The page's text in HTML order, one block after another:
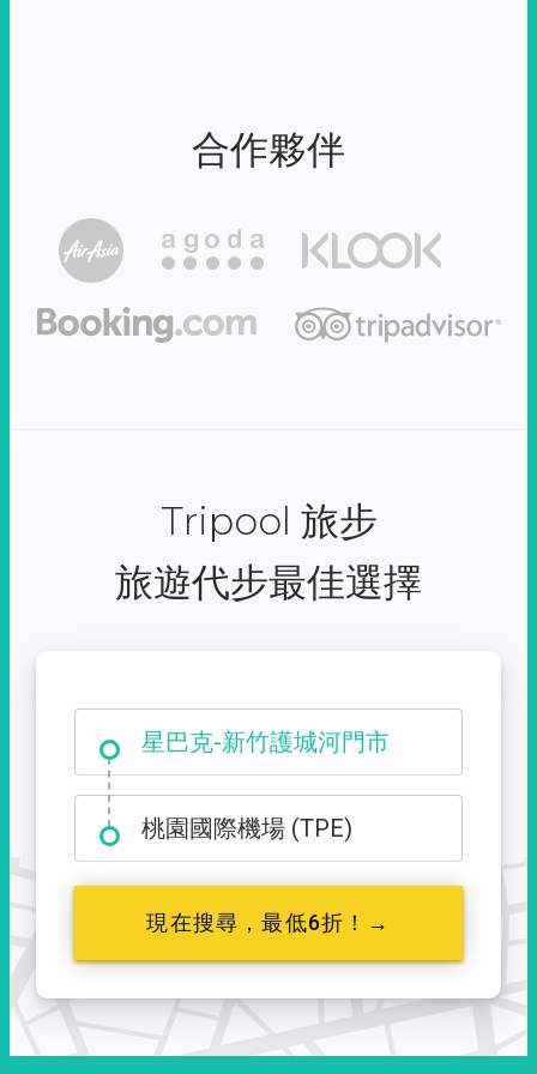
合作夥伴
Tripool 旅步
旅遊代步最佳選擇
大霸尖山登山口
桃園國際機場 (TPE)
現在搜尋，最低6折！→